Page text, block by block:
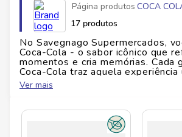
Marca:Coca-Cola
Volume:350 ml
Tipo:Refrigerante sem açúcar
Alérgenos: Verificar embalagem
Glúten:Verificar embalagem
Página produtos COCA
17 produtos
No Savegnago Supermercados,
Coca-Cola - o sabor icônico que
momentos e cria memórias. Cada
Coca-Cola traz aquela experiência
inconfundível, perfeita para
qualquer ocasião. Seja na versão
sempre a escolha certa para
momentos com família e amigos.
mais amado do mundo agora está
Ver mais